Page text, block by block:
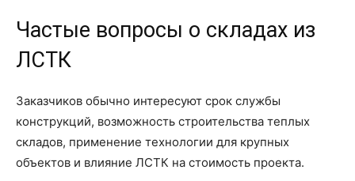
Частые вопросы о складах из
ЛСТК
Заказчиков обычно интересуют срок службы
конструкций, возможность строительства теплых
складов, применение технологии для крупных
объектов и влияние ЛСТК на стоимость проекта.